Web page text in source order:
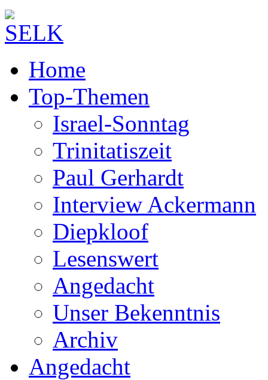
Home
Top-Themen
Israel-Sonntag
Trinitatiszeit
Paul Gerhardt
Interview Ackermann
Diepkloof
Lesenswert
Angedacht
Unser Bekenntnis
Archiv
Angedacht